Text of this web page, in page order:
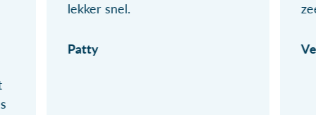
lekker snel.
Patty